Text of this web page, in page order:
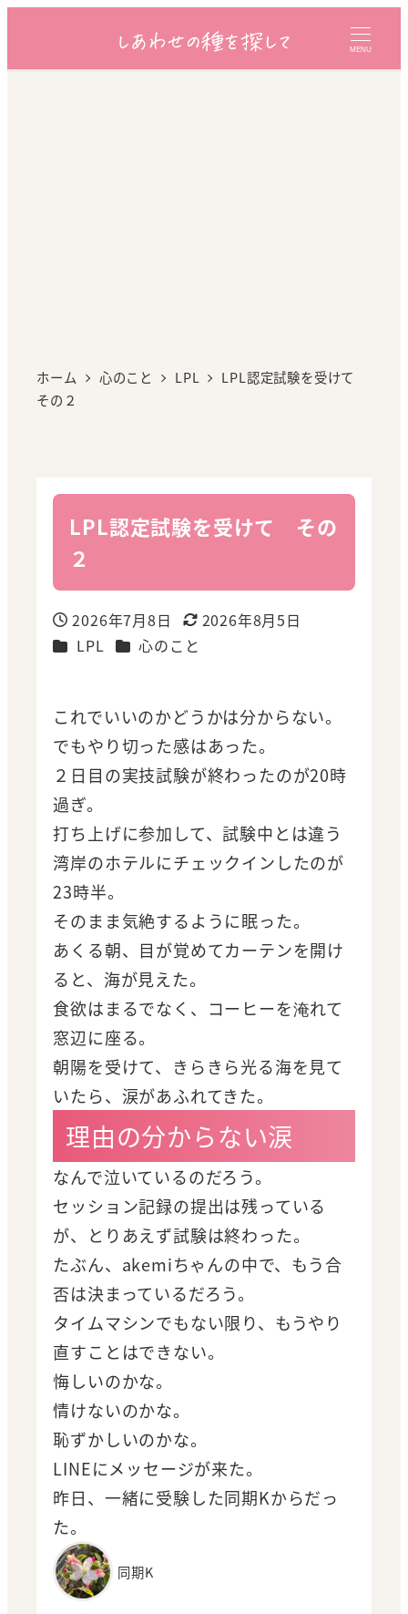
MENU
ホーム 心のこと LPL
LPL認定試験を受けて
その２
LPL認定試験を受けて その
２
投稿日
2026年7月8日
更新日
2026年8月5日
カテゴリー
LPL カテゴリー
心のこと
これでいいのかどうかは分からない。
でもやり切った感はあった。
２日目の実技試験が終わったのが20時
過ぎ。
打ち上げに参加して、試験中とは違う
湾岸のホテルにチェックインしたのが
23時半。
そのまま気絶するように眠った。
あくる朝、目が覚めてカーテンを開け
ると、海が見えた。
食欲はまるでなく、コーヒーを淹れて
窓辺に座る。
朝陽を受けて、きらきら光る海を見て
いたら、涙があふれてきた。
理由の分からない涙
なんで泣いているのだろう。
セッション記録の提出は残っている
が、とりあえず試験は終わった。
たぶん、akemiちゃんの中で、もう合
否は決まっているだろう。
タイムマシンでもない限り、もうやり
直すことはできない。
悔しいのかな。
情けないのかな。
恥ずかしいのかな。
LINEにメッセージが来た。
昨日、一緒に受験した同期Kからだっ
た。
同期K